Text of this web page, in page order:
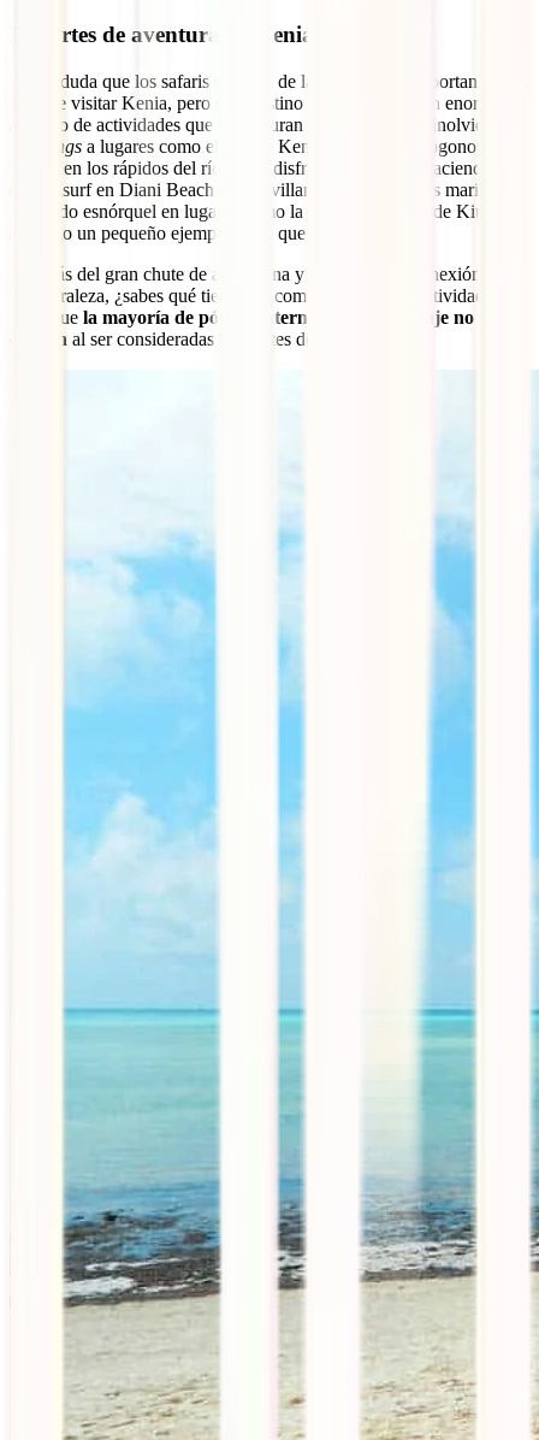
Deportes de aventura en Kenia
Nadie duda que los safaris son una de las partes más importantes a la
hora de visitar Kenia, pero este destino ofrece además un enorme
abanico de actividades que te aseguran una experiencia inolvidable.
Trekkings a lugares como el Monte Kenia o al volcán Logonot,
rafting en los rápidos del río Tana, disfrutar de las olas haciendo kite
o windsurf en Diani Beach o maravillarse con los fondos marinos
haciendo esnórquel en lugares como la Reserva Marina de Kiunga
son solo un pequeño ejemplo de lo que te espera.
Además del gran chute de adrenalina y de la enorme conexión con
la naturaleza, ¿sabes qué tienen en común todas estas actividades?
Pues que la mayoría de pólizas internacionales de viaje no las
cubren al ser consideradas “deportes de aventura”.